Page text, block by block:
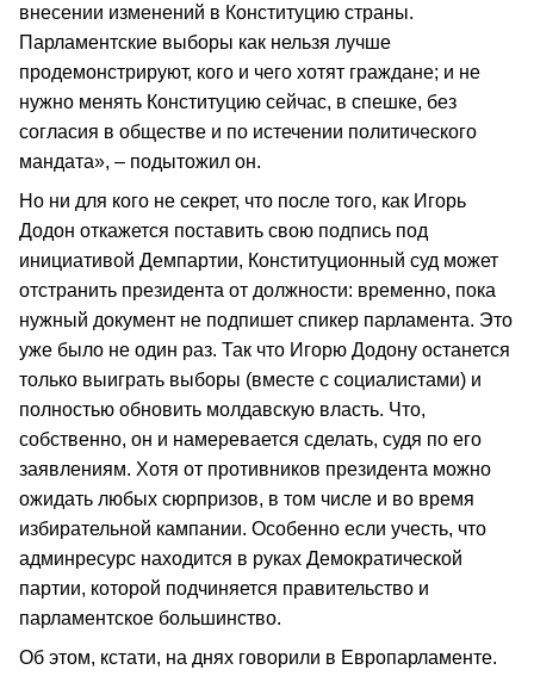
внесении изменений в Конституцию страны.
Парламентские выборы как нельзя лучше
продемонстрируют, кого и чего хотят граждане; и не
нужно менять Конституцию сейчас, в спешке, без
согласия в обществе и по истечении политического
мандата», – подытожил он.
Но ни для кого не секрет, что после того, как Игорь
Додон откажется поставить свою подпись под
инициативой Демпартии, Конституционный суд может
отстранить президента от должности: временно, пока
нужный документ не подпишет спикер парламента. Это
уже было не один раз. Так что Игорю Додону останется
только выиграть выборы (вместе с социалистами) и
полностью обновить молдавскую власть. Что,
собственно, он и намеревается сделать, судя по его
заявлениям. Хотя от противников президента можно
ожидать любых сюрпризов, в том числе и во время
избирательной кампании. Особенно если учесть, что
админресурс находится в руках Демократической
партии, которой подчиняется правительство и
парламентское большинство.
Об этом, кстати, на днях говорили в Европарламенте.